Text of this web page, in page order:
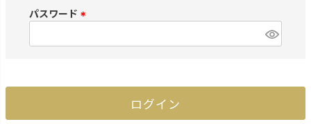
)
パスワード
必
ログイン